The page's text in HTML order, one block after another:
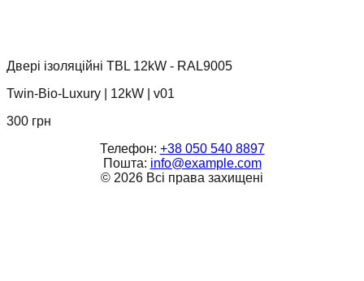
Двері ізоляційні TBL 12kW - RAL9005
Twin-Bio-Luxury
12kW
v01
300 грн
Телефон: +38 050 540 8897
Пошта: info@example.com
© 2026 Всі права захищені